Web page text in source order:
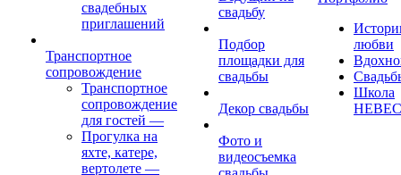
свадебных
приглашений
Транспортное
сопровождение
Транспортное
сопровождение
для гостей —
Прогулка на
яхте, катере,
вертолете —
свадьбу
Подбор
площадки для
свадьбы
Декор свадьбы
Фото и
видеосъемка
любви
Школа